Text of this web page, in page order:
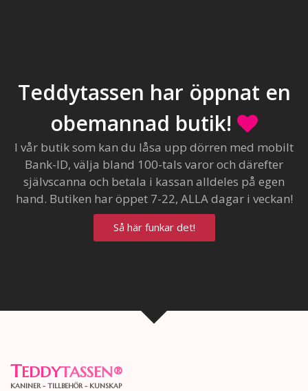
Teddytassen har öppnat en
obemannad butik!
I vår butik som kan du låsa upp dörren med mobilt
Bank-ID, välja bland 100-tals varor och därefter
självscanna och betala i kassan alldeles på egen
hand. Butiken har öppet 7-22, ALLA dagar i veckan!
Så här funkar det!
TEDDYTASSEN®
KANINER - TILLBEHÖR - KUNSKAP